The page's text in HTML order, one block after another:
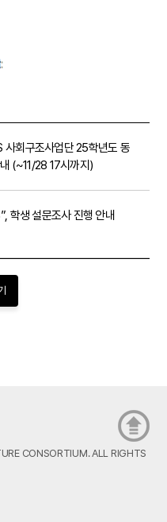
회구조사업단 25학년도 동
(~11/28 17시까지)
학생 설문조사 진행 안내
CONSORTIUM. ALL RIGHTS